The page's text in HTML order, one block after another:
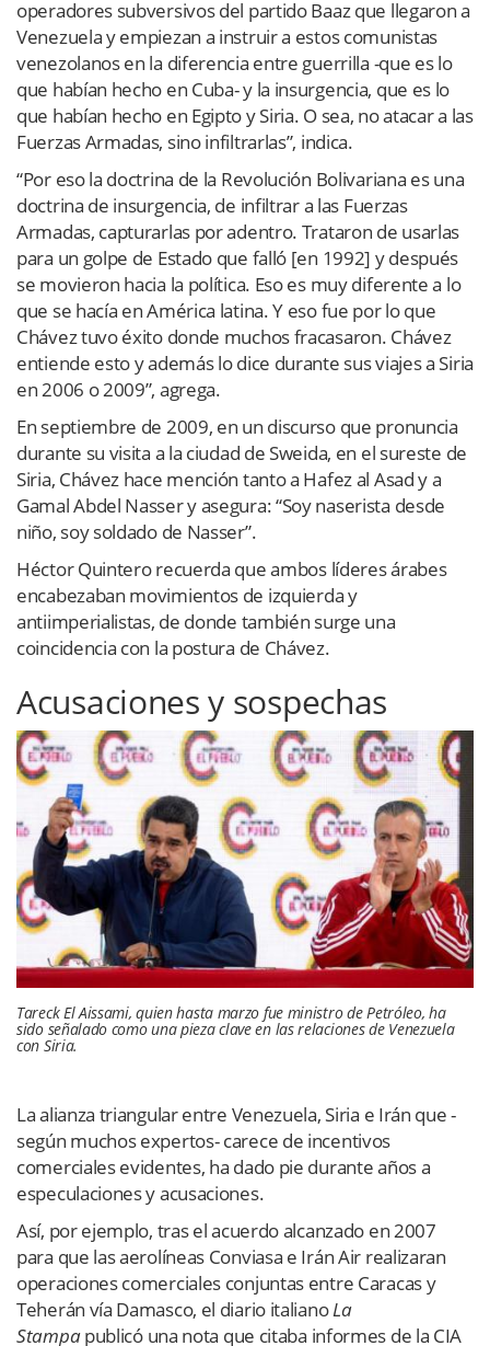
operadores subversivos del partido Baaz que llegaron a
Venezuela y empiezan a instruir a estos comunistas
venezolanos en la diferencia entre guerrilla -que es lo
que habían hecho en Cuba- y la insurgencia, que es lo
que habían hecho en Egipto y Siria. O sea, no atacar a las
Fuerzas Armadas, sino infiltrarlas”, indica.
“Por eso la doctrina de la Revolución Bolivariana es una
doctrina de insurgencia, de infiltrar a las Fuerzas
Armadas, capturarlas por adentro. Trataron de usarlas
para un golpe de Estado que falló [en 1992] y después
se movieron hacia la política. Eso es muy diferente a lo
que se hacía en América latina. Y eso fue por lo que
Chávez tuvo éxito donde muchos fracasaron. Chávez
entiende esto y además lo dice durante sus viajes a Siria
en 2006 o 2009”, agrega.
En septiembre de 2009, en un discurso que pronuncia
durante su visita a la ciudad de Sweida, en el sureste de
Siria, Chávez hace mención tanto a Hafez al Asad y a
Gamal Abdel Nasser y asegura: “Soy naserista desde
niño, soy soldado de Nasser”.
Héctor Quintero recuerda que ambos líderes árabes
encabezaban movimientos de izquierda y
antiimperialistas, de donde también surge una
coincidencia con la postura de Chávez.
Acusaciones y sospechas
Tareck El Aissami, quien hasta marzo fue ministro de Petróleo, ha
sido señalado como una pieza clave en las relaciones de Venezuela
con Siria.
La alianza triangular entre Venezuela, Siria e Irán que -
según muchos expertos- carece de incentivos
comerciales evidentes, ha dado pie durante años a
especulaciones y acusaciones.
Así, por ejemplo, tras el acuerdo alcanzado en 2007
para que las aerolíneas Conviasa e Irán Air realizaran
operaciones comerciales conjuntas entre Caracas y
Teherán vía Damasco, el diario italianoLa
Stampapublicó una nota que citaba informes de la CIA